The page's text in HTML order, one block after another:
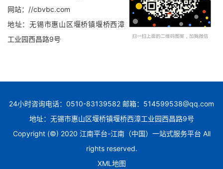
网站：//cbvbc.com
地址：无锡市惠山区堰桥镇堰桥西漳
工业园西昌路9号
24小时咨询电话：0510-83139582 邮箱：514599538@qq.com
地址：无锡市惠山区堰桥镇堰桥西漳工业园西昌路9号
Copyright (©) 2020 江南平台-江南（中国）一站式服务平台 All
rights reserved.
XML地图